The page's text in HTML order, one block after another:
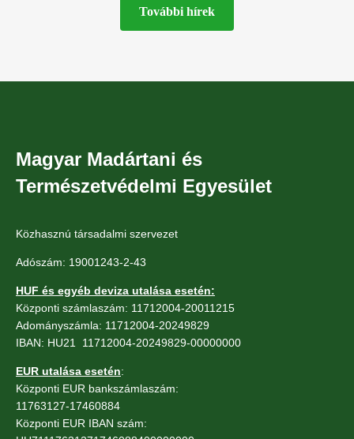
További hírek
Magyar Madártani és
Természetvédelmi Egyesület
Közhasznú társadalmi szervezet
Adószám: 19001243-2-43
HUF és egyéb deviza utalása esetén:
Központi számlaszám: 11712004-20011215
Adományszámla: 11712004-20249829
IBAN: HU21 11712004-20249829-00000000
EUR utalása esetén:
Központi EUR bankszámlaszám:
11763127-17460884
Központi EUR IBAN szám: